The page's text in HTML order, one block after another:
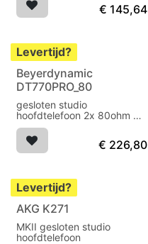
€ 145,64
Levertijd?
Beyerdynamic
DT770PRO_80
gesloten studio
hoofdtelefoon 2x 80ohm 5-
35000Hz 96dB
€ 226,80
Levertijd?
AKG K271
MKII gesloten studio
hoofdtelefoon